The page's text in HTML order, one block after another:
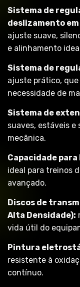
Sistema de
deslizamento
ajuste suave,
e alinhamento
Sistema de
ajuste prático, que
necessidade de
Sistema de
suaves, estáveis
mecânica.
Capacidade para
ideal para treinos
avançado.
Discos de
Alta Densidade):
vida útil do
Pintura
resistente à
contínuo.